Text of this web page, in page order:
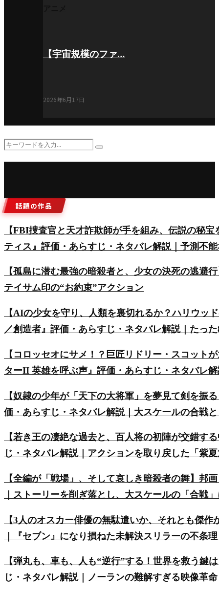
【宇宙規模のファ…
2026年6月17日
Search
Search
話題の作品
【FBI捜査官と天才詐欺師が手を組み、伝説の秘
ティス』評価・あらすじ・ネタバレ解説｜予測不
【孤島に潜む最強の暗殺者と、少女の決死の逃避
テイサム印の“お約束”アクション
【AIの少女を守り、人類を裏切れるか？ハリウッ
／創造者』評価・あらすじ・ネタバレ解説｜たっ
【コロッセオにサメ！？巨匠リドリー・スコット
ターII 英雄を呼ぶ声』評価・あらすじ・ネタバレ
【奴隷の少年が「天下の大将軍」を夢見て剣を振
価・あらすじ・ネタバレ解説｜大スケールの合戦
【若き王の凄絶な過去と、百人将の初陣が交錯す
じ・ネタバレ解説｜アクションを取り戻した「紫
【全編が「戦場」、そして哀しき暗殺者の舞】邦
｜ストーリーを削ぎ落とし、大スケールの「合戦
【3人のオスカー俳優の無駄遣いか、それとも傑
｜『セブン』になり損ねた未解決スリラーの不条
【弾丸も、車も、人も“逆行”する！世界を救う
じ・ネタバレ解説｜ノーランの難解すぎる映像革